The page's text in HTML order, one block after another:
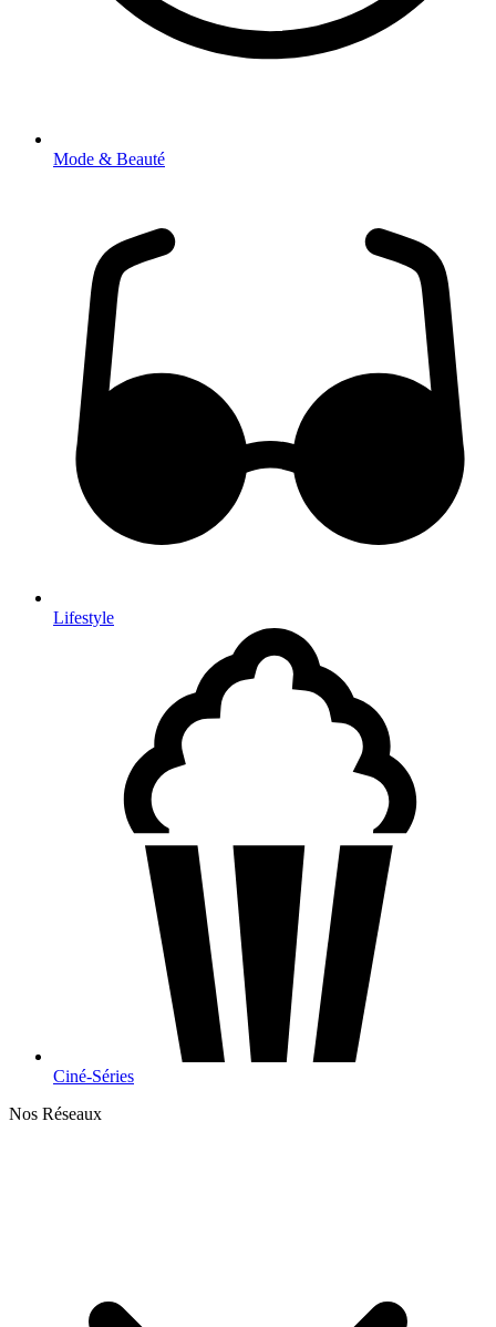
Mode & Beauté
Lifestyle
Ciné-Séries
Nos Réseaux